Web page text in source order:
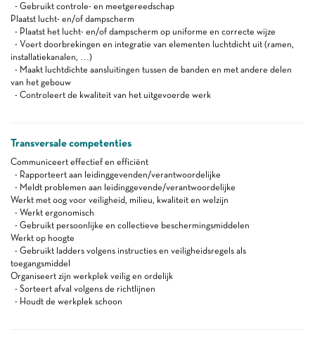
- Gebruikt controle- en meetgereedschap
Plaatst lucht- en/of dampscherm
- Plaatst het lucht- en/of dampscherm op uniforme en correcte wijze
- Voert doorbrekingen en integratie van elementen luchtdicht uit (ramen,
installatiekanalen, …)
- Maakt luchtdichte aansluitingen tussen de banden en met andere delen
van het gebouw
- Controleert de kwaliteit van het uitgevoerde werk
Transversale competenties
Communiceert effectief en efficiënt
- Rapporteert aan leidinggevenden/verantwoordelijke
- Meldt problemen aan leidinggevende/verantwoordelijke
Werkt met oog voor veiligheid, milieu, kwaliteit en welzijn
- Werkt ergonomisch
- Gebruikt persoonlijke en collectieve beschermingsmiddelen
Werkt op hoogte
- Gebruikt ladders volgens instructies en veiligheidsregels als
toegangsmiddel
Organiseert zijn werkplek veilig en ordelijk
- Sorteert afval volgens de richtlijnen
- Houdt de werkplek schoon